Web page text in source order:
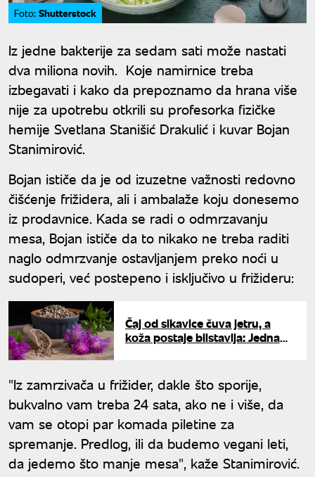
Foto: Shutterstock
Iz jedne bakterije za sedam sati može nastati
dva miliona novih. Koje namirnice treba
izbegavati i kako da prepoznamo da hrana više
nije za upotrebu otkrili su profesorka fizičke
hemije Svetlana Stanišić Drakulić i kuvar Bojan
Stanimirović.
Bojan ističe da je od izuzetne važnosti redovno
čišćenje frižidera, ali i ambalaže koju donesemo
iz prodavnice. Kada se radi o odmrzavanju
mesa, Bojan ističe da to nikako ne treba raditi
naglo odmrzvanje ostavljanjem preko noći u
sudoperi, već postepeno i isključivo u frižideru:
Čaj od sikavice čuva jetru, a
koža postaje blistavija: Jedna
"Iz zamrzivača u frižider, dakle što sporije,
bukvalno vam treba 24 sata, ako ne i više, da
vam se otopi par komada piletine za
spremanje. Predlog, ili da budemo vegani leti,
da jedemo što manje mesa", kaže Stanimirović.